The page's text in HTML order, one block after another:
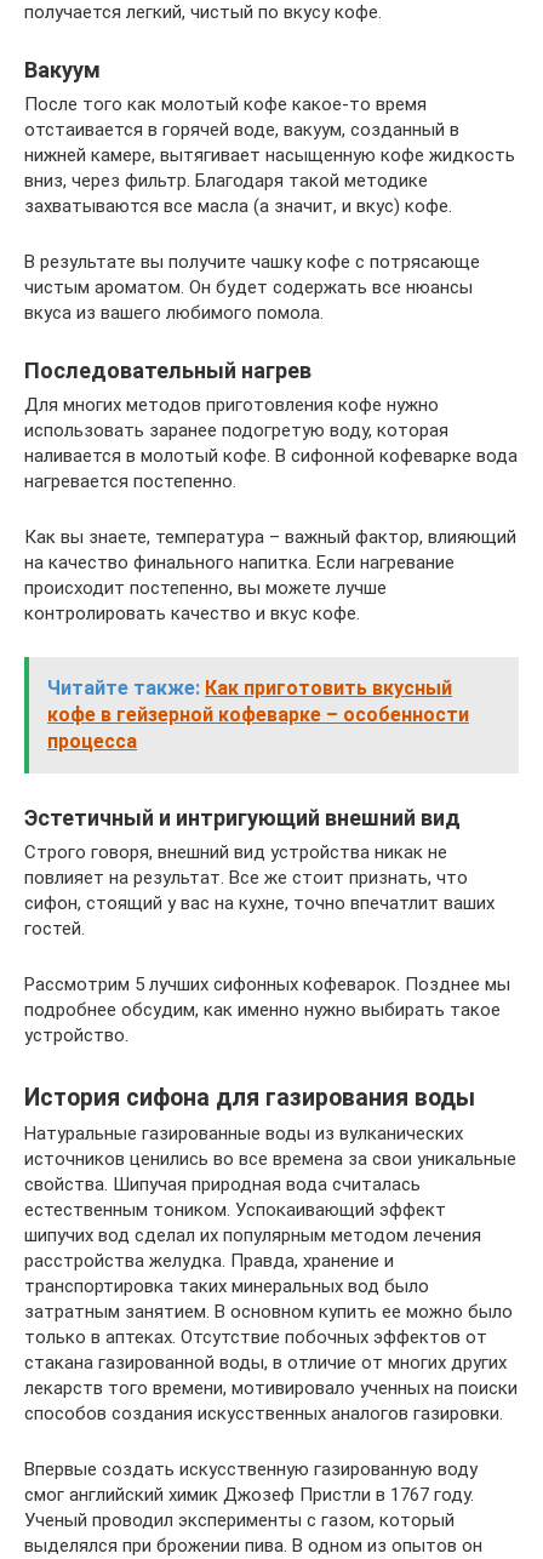
получается легкий, чистый по вкусу кофе.
Вакуум
После того как молотый кофе какое-то время
отстаивается в горячей воде, вакуум, созданный в
нижней камере, вытягивает насыщенную кофе жидкость
вниз, через фильтр. Благодаря такой методике
захватываются все масла (а значит, и вкус) кофе.
В результате вы получите чашку кофе с потрясающе
чистым ароматом. Он будет содержать все нюансы
вкуса из вашего любимого помола.
Последовательный нагрев
Для многих методов приготовления кофе нужно
использовать заранее подогретую воду, которая
наливается в молотый кофе. В сифонной кофеварке вода
нагревается постепенно.
Как вы знаете, температура – важный фактор, влияющий
на качество финального напитка. Если нагревание
происходит постепенно, вы можете лучше
контролировать качество и вкус кофе.
Читайте также: Как приготовить вкусный
кофе в гейзерной кофеварке – особенности
процесса
Эстетичный и интригующий внешний вид
Строго говоря, внешний вид устройства никак не
повлияет на результат. Все же стоит признать, что
сифон, стоящий у вас на кухне, точно впечатлит ваших
гостей.
Рассмотрим 5 лучших сифонных кофеварок. Позднее мы
подробнее обсудим, как именно нужно выбирать такое
устройство.
История сифона для газирования воды
Натуральные газированные воды из вулканических
источников ценились во все времена за свои уникальные
свойства. Шипучая природная вода считалась
естественным тоником. Успокаивающий эффект
шипучих вод сделал их популярным методом лечения
расстройства желудка. Правда, хранение и
транспортировка таких минеральных вод было
затратным занятием. В основном купить ее можно было
только в аптеках. Отсутствие побочных эффектов от
стакана газированной воды, в отличие от многих других
лекарств того времени, мотивировало ученных на поиски
способов создания искусственных аналогов газировки.
Впервые создать искусственную газированную воду
смог английский химик Джозеф Пристли в 1767 году.
Ученый проводил эксперименты с газом, который
выделялся при брожении пива. В одном из опытов он